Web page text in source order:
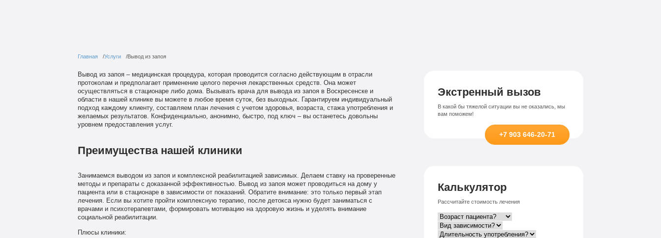
Главная Услуги Вывод из запоя
Вывод из запоя – медицинская процедура, которая проводится согласно действующим в отрасли
протоколам и предполагает применение целого перечня лекарственных средств. Она может
осуществляться в стационаре либо дома. Вызывать врача для вывода из запоя в Воскресенске и
области в нашей клинике вы можете в любое время суток, без выходных. Гарантируем индивидуальный
подход каждому клиенту, составляем план лечения с учетом здоровья, возраста, стажа употребления и
желаемых результатов. Конфиденциально, анонимно, быстро, под ключ – вы останетесь довольны
уровнем предоставления услуг.
Преимущества нашей клиники
Занимаемся выводом из запоя и комплексной реабилитацией зависимых. Делаем ставку на проверенные
методы и препараты с доказанной эффективностью. Вывод из запоя может проводиться на дому у
пациента или в стационаре в зависимости от показаний. Обратите внимание: это только первый этап
лечения. Если вы хотите пройти комплексную терапию, после детокса нужно будет заниматься с
врачами и психотерапевтами, формировать мотивацию на здоровую жизнь и уделять внимание
социальной реабилитации.
Плюсы клиники:
Экстренный вызов
В какой бы тяжелой ситуации вы не оказались, мы
вам поможем!
+7 903 646-20-71
Калькулятор
Рассчитайте стоимость лечения